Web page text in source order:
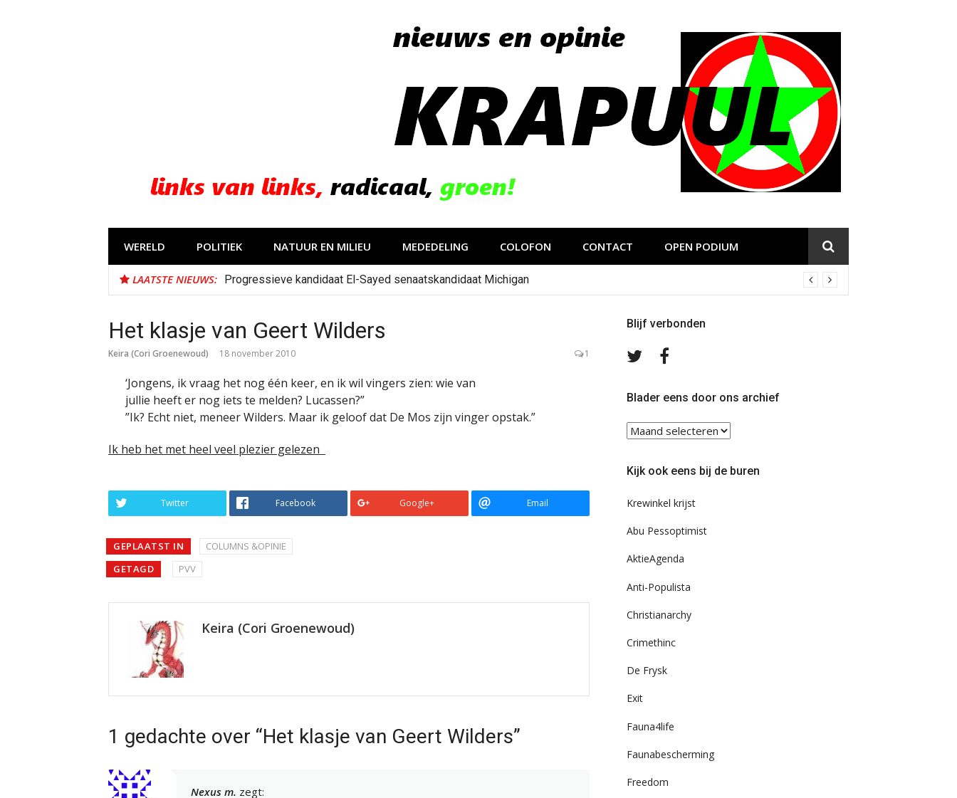
WERELD POLITIEK NATUUR EN MILIEU MEDEDELING COLOFON CONTACT OPEN PODIUM
LAATSTE NIEUWS: Progressieve kandidaat El-Sayed senaatskandidaat Michigan
Het klasje van Geert Wilders
Keira (Cori Groenewoud) 18 november 2010 1
‘Jongens, ik vraag het nog één keer, en ik wil vingers zien: wie van
jullie heeft er nog iets te melden? Lucassen?”
”Ik? Echt niet, meneer Wilders. Maar ik geloof dat De Mos zijn vinger opstak.”
Ik heb het met heel veel plezier gelezen
Twitter Facebook Google+ Email
GEPLAATST IN
COLUMNS &OPINIE
GETAGD
PVV
Keira (Cori Groenewoud)
1 gedachte over “Het klasje van Geert Wilders”
Nexus m. zegt:
Blijf verbonden
Volg
TwitterFacebook
Blader eens door ons archief
Blader
eens
ons
Kijk ook eens bij de buren
Krewinkel krijst
Abu Pessoptimist
AktieAgenda
Anti-Populista
Christianarchy
Crimethinc
De Frysk
Exit
Fauna4life
Faunabescherming
Freedom